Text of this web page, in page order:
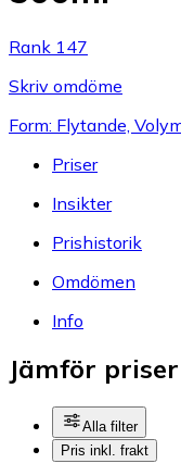
Rank 147
Skriv omdöme
Form: Flytande,
Priser
Insikter
Prishistorik
Omdömen
Info
Jämför
Alla filter
Pris inkl. frakt